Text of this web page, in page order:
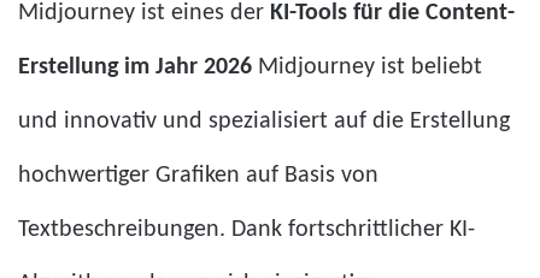
Midjourney ist eines der KI-Tools für die Content-
Erstellung im Jahr 2026 Midjourney ist beliebt
und innovativ und spezialisiert auf die Erstellung
hochwertiger Grafiken auf Basis von
Textbeschreibungen. Dank fortschrittlicher KI-